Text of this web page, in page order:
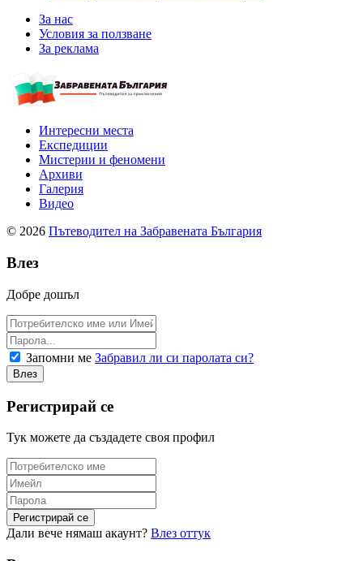
За нас
Условия за ползване
За реклама
Интересни места
Експедиции
Мистерии и феномени
Архиви
Галерия
Видео
© 2026 Пътеводител на Забравената България
Влез
Добре дошъл
Запомни ме Забравил ли си паролата си?
Регистрирай се
Тук можете да създадете своя профил
Дали вече нямаш акаунт? Влез оттук